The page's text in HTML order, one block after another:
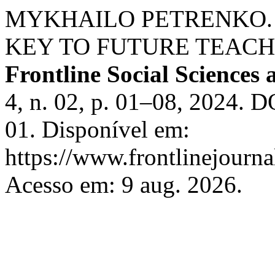
MYKHAILO
KEY TO FUTURE
Frontline Social
4, n. 02, p. 01–08, 2024.
01. Disponível em:
https://
Acesso em: 9 aug. 2026.